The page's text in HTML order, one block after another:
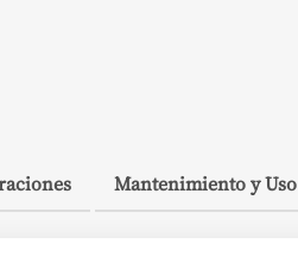
Mantenimiento y Uso